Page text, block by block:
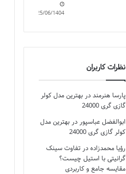
25/06/1404
نظرات کاربران
پارسا هنرمند دربهترین مدل کولر
گازی گری 24000
ابوالفضل عباسپور دربهترین مدل
کولر گازی گری 24000
رؤیا محمدزاده درتفاوت سینک
گرانیتی با استیل چیست؟
مقایسه جامع و کاربردی